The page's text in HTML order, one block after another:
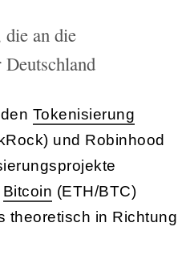
die an die
Tokenisierung
und Robinhood
Bitcoin (ETH/BTC)
theoretisch in Richtung